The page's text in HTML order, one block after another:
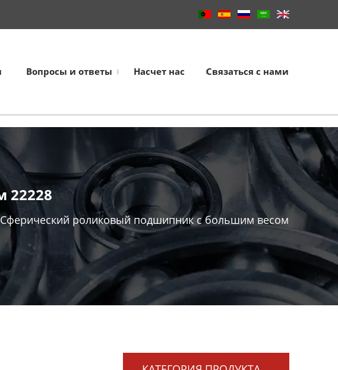
Вопросы и ответы Насчет нас Связаться с нами
22228
Сферический роликовый подшипник с большим весом